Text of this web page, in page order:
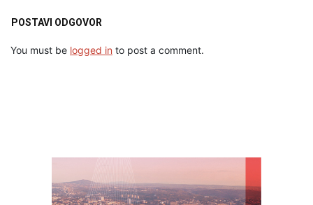
POSTAVI ODGOVOR
You must be logged in to post a comment.